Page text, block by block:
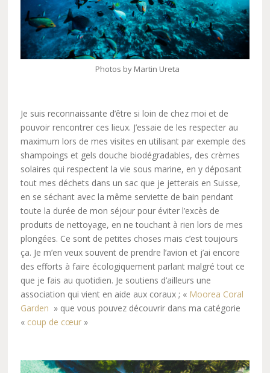
Photos by Martin Ureta
Je suis reconnaissante d’être si loin de chez moi et de
pouvoir rencontrer ces lieux. J’essaie de les respecter au
maximum lors de mes visites en utilisant par exemple des
shampoings et gels douche biodégradables, des crèmes
solaires qui respectent la vie sous marine, en y déposant
tout mes déchets dans un sac que je jetterais en Suisse,
en se séchant avec la même serviette de bain pendant
toute la durée de mon séjour pour éviter l’excès de
produits de nettoyage, en ne touchant à rien lors de mes
plongées. Ce sont de petites choses mais c’est toujours
ça. Je m’en veux souvent de prendre l’avion et j’ai encore
des efforts à faire écologiquement parlant malgré tout ce
que je fais au quotidien. Je soutiens d’ailleurs une
association qui vient en aide aux coraux ; « Moorea Coral
Garden » que vous pouvez découvrir dans ma catégorie
« coup de cœur »